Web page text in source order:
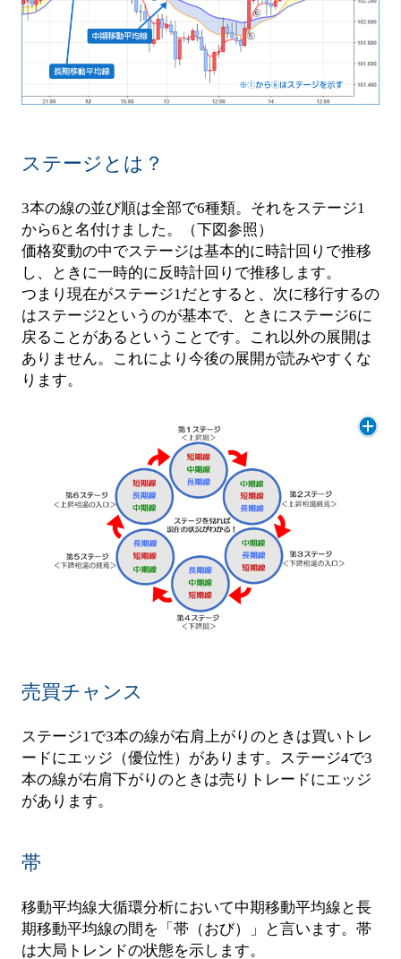
ステージとは？
3本の線の並び順は全部で6種類。それをステージ1
から6と名付けました。（下図参照）
価格変動の中でステージは基本的に時計回りで推移
し、ときに一時的に反時計回りで推移します。
つまり現在がステージ1だとすると、次に移行するの
はステージ2というのが基本で、ときにステージ6に
戻ることがあるということです。これ以外の展開は
ありません。これにより今後の展開が読みやすくな
ります。
売買チャンス
ステージ1で3本の線が右肩上がりのときは買いトレ
ードにエッジ（優位性）があります。ステージ4で3
本の線が右肩下がりのときは売りトレードにエッジ
があります。
帯
移動平均線大循環分析において中期移動平均線と長
期移動平均線の間を「帯（おび）」と言います。帯
は大局トレンドの状態を示します。